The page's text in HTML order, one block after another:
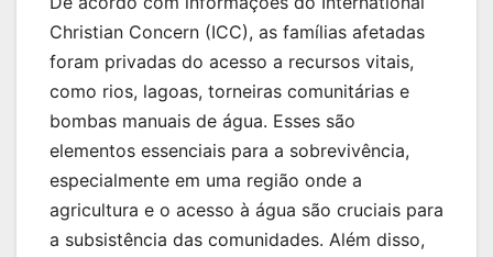
Christian Concern (ICC), as famílias afetadas
foram privadas do acesso a recursos vitais,
como rios, lagoas, torneiras comunitárias e
bombas manuais de água. Esses são
elementos essenciais para a sobrevivência,
especialmente em uma região onde a
agricultura e o acesso à água são cruciais para
a subsistência das comunidades. Além disso,